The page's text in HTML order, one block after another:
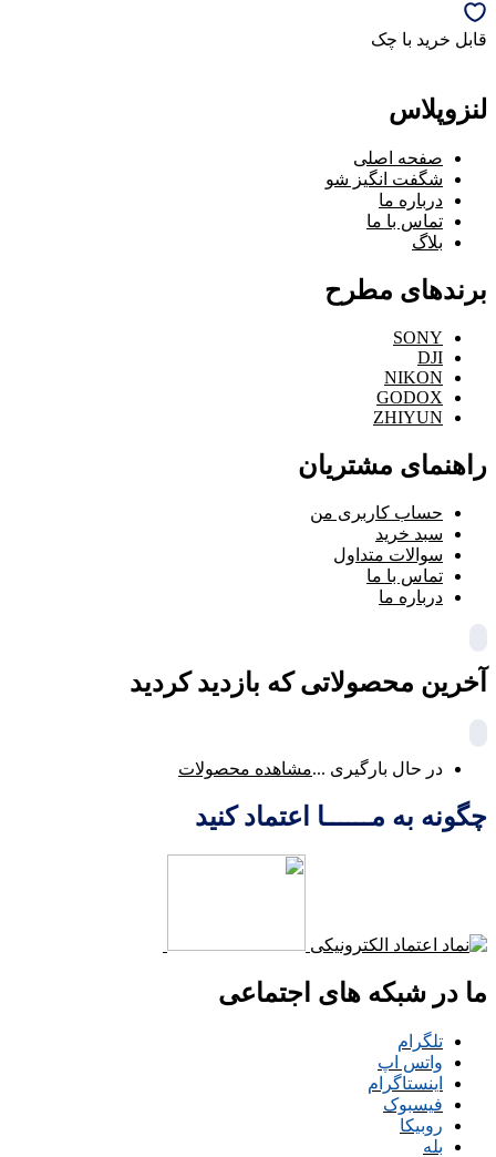
قابل خرید با چک
لنزوپلاس
صفحه اصلی
شگفت انگیز شو
درباره ما
تماس با ما
بلاگ
برندهای مطرح
SONY
DJI
NIKON
GODOX
ZHIYUN
راهنمای مشتریان
حساب کاربری من
سبد خرید
سوالات متداول
تماس با ما
درباره ما
آخرین محصولاتی که بازدید کردید
در حال بارگیری ...مشاهده محصولات
چگونه به مــــــا اعتماد کنید
ما در شبکه های اجتماعی
تلگرام
واتس اپ
اینستاگرام
فیسبوک
روبیکا
بله